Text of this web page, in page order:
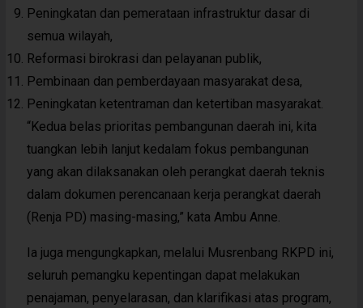
Peningkatan dan pemerataan infrastruktur dasar di
semua wilayah,
Reformasi birokrasi dan pelayanan publik,
Pembinaan dan pemberdayaan masyarakat desa,
Peningkatan ketentraman dan ketertiban masyarakat.
“Kedua belas prioritas pembangunan daerah ini, kita
tuangkan lebih lanjut kedalam fokus pembangunan
yang akan dilaksanakan oleh perangkat daerah teknis
dalam dokumen perencanaan kerja perangkat daerah
(Renja PD) masing-masing,” kata Ambu Anne.
Ia juga mengungkapkan, melalui Musrenbang RKPD ini,
seluruh pemangku kepentingan dapat melakukan
penajaman, penyelarasan, dan klarifikasi atas program,